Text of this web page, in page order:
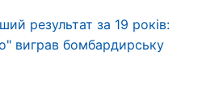
результат за 19 років:
виграв бомбардирську